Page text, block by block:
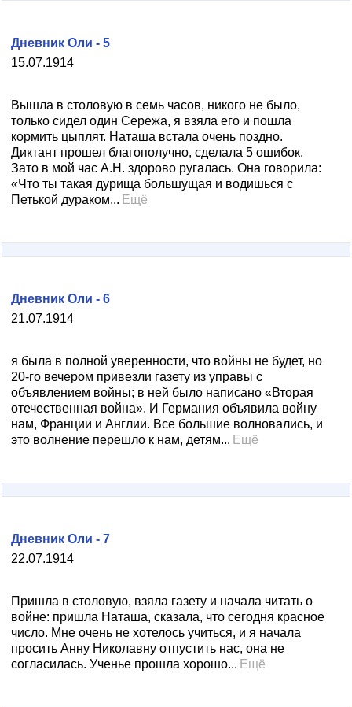
15.07.1914
Дневник Оли - 5
Вышла в столовую в семь часов, никого не было,
только сидел один Сережа, я взяла его и пошла
кормить цыплят. Наташа встала очень поздно.
Диктант прошел благополучно, сделала 5 ошибок.
Зато в мой час А.Н. здорово ругалась. Она говорила:
«Что ты такая дурища большущая и водишься с
Петькой дураком... Ещё
21.07.1914
Дневник Оли - 6
я была в полной уверенности, что войны не будет, но
20-го вечером привезли газету из управы с
объявлением войны; в ней было написано «Вторая
отечественная война». И Германия объявила войну
нам, Франции и Англии. Все большие волновались, и
это волнение перешло к нам, детям... Ещё
22.07.1914
Дневник Оли - 7
Пришла в столовую, взяла газету и начала читать о
войне: пришла Наташа, сказала, что сегодня красное
число. Мне очень не хотелось учиться, и я начала
просить Анну Николавну отпустить нас, она не
согласилась. Ученье прошла хорошо... Ещё